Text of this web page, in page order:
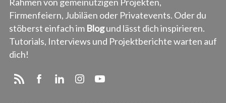
Firmenfeiern, Jubiläen oder Privatevents. Oder du
stöberst einfach im Blogund lässt dich inspirieren.
Tutorials, Interviews und Projektberichte warten auf
dich!